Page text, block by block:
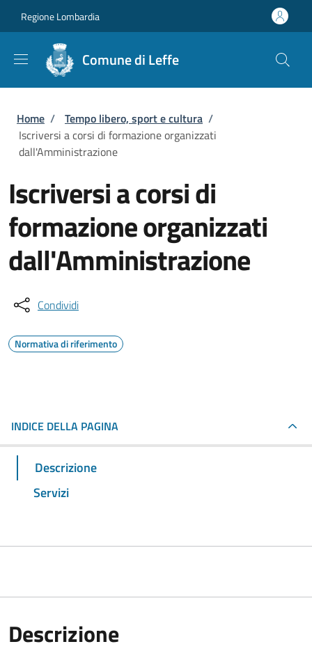
Regione Lombardia
Comune di Leffe
Briciole di pane
Home / Tempo libero, sport e cultura /
Iscriversi a corsi di formazione organizzati
dall'Amministrazione
Iscriversi a corsi di
formazione organizzati
dall'Amministrazione
Condividi
Normativa di riferimento
INDICE DELLA PAGINA
Descrizione
Servizi
Descrizione